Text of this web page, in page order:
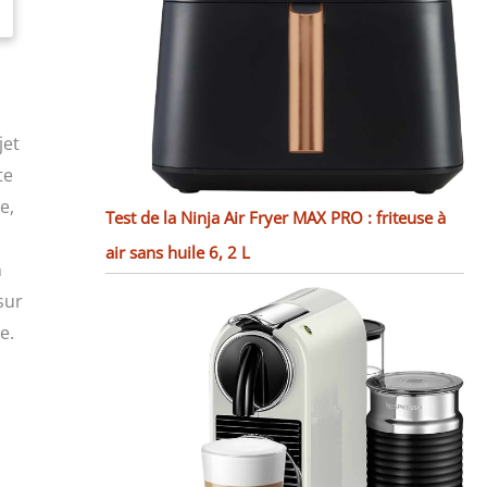
Test de la Ninja Air Fryer MAX PRO : friteuse à
air sans huile 6, 2 L